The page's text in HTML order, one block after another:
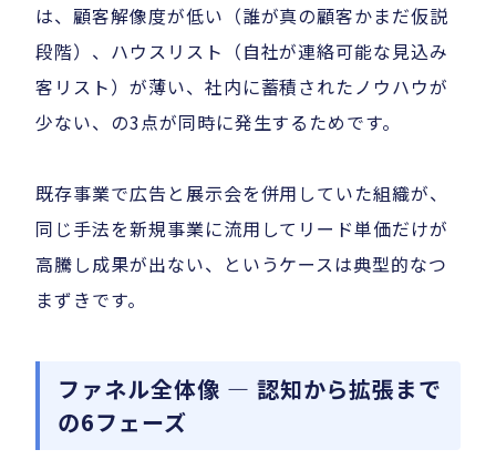
は、顧客解像度が低い（誰が真の顧客かまだ仮説
段階）、ハウスリスト（自社が連絡可能な見込み
客リスト）が薄い、社内に蓄積されたノウハウが
少ない、の3点が同時に発生するためです。
既存事業で広告と展示会を併用していた組織が、
同じ手法を新規事業に流用してリード単価だけが
高騰し成果が出ない、というケースは典型的なつ
まずきです。
ファネル全体像 — 認知から拡張まで
の6フェーズ